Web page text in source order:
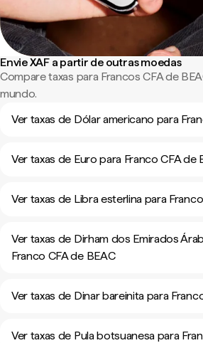
Envie XAF a partir de outras moedas
Compare taxas para Francos CFA de
mundo.
Ver taxas de Dólar americano para
Ver taxas de Euro para Franco CFA de
Ver taxas de Libra esterlina para
Ver taxas de Dirham dos Emirados
Franco CFA de BEAC
Ver taxas de Dinar bareinita para
Ver taxas de Pula botsuanesa para